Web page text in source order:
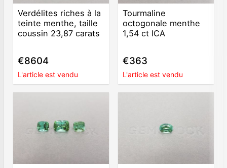
Verdélites riches à la
teinte menthe, taille
coussin 23,87 carats
€8604
L'article est vendu
Tourmaline
octogonale menthe
1,54 ct ICA
€363
L'article est vendu